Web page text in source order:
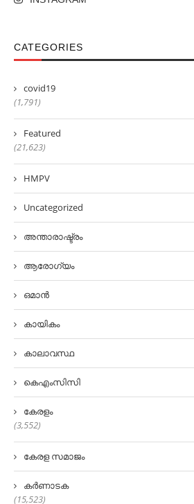
CATEGORIES
covid19
(1,791)
Featured
(21,623)
HMPV
Uncategorized
അന്താരാഷ്ട്രം
ആരോഗ്യം
ഒമാൻ
കായികം
കാലാവസ്ഥ
കെഎംസിസി
കേരളം
(3,552)
കേരള സമാജം
കർണാടക
(15,523)